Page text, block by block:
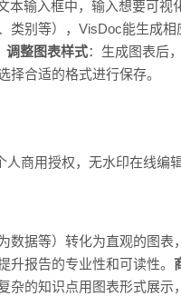
本输入框中，输入想要可视
别等），VisDoc能生成相
调整图表样式：生成图表后
择合适的格式进行保存。
商用授权，无水印在线编
数据等）转化为直观的图表
报告的专业性和可读性。
杂的知识点用图表形式展示